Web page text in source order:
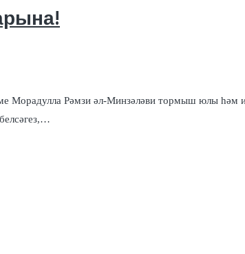
Морадулла Рәмзи әл-Минзәләви тормыш юлы һәм